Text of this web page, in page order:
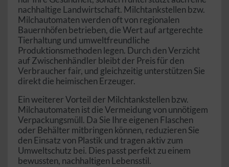
nachhaltige Landwirtschaft. Milchtankstellen bzw.
Milchautomaten werden oft von regionalen
Bauernhöfen betrieben, die Wert auf artgerechte
Tierhaltung und umweltfreundliche
Produktionsmethoden legen. Durch den Verzicht
auf Zwischenhändler bleibt der Preis für den
Verbraucher fair, und gleichzeitig unterstützen Sie
direkt die heimischen Erzeuger.
Ein weiterer Vorteil der Milchtankstellen bzw.
Milchautomaten ist die Vermeidung von unnötigem
Verpackungsmüll. Da Sie Ihre eigenen Flaschen
oder Behälter mitbringen können, reduzieren Sie
den Einsatz von Plastik und tragen aktiv zum
Umweltschutz bei. Dies passt perfekt zu einem
bewussten, nachhaltigen Lebensstil.